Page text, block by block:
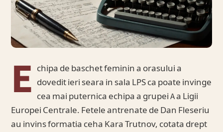
E chipa de baschet feminin a orasului a
dovedit ieri seara in sala LPS ca poate invinge
cea mai puternica echipa a grupei A a Ligii
Europei Centrale. Fetele antrenate de Dan Fleseriu
au invins formatia ceha Kara Trutnov, cotata drept